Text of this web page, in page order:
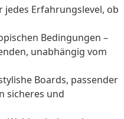
Erfahrungslevel, ob
Bedingungen –
unabhängig vom
Boards, passender
sicheres und